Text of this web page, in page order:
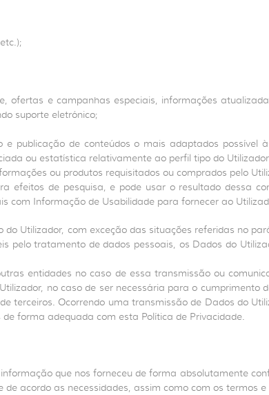
ofertas e campanhas especiais, informações
suporte eletrónico;
publicação de conteúdos o mais adaptados possível
ou estatística relativamente ao perfil tipo do
ou produtos requisitados ou comprados pelo
efeitos de pesquisa, e pode usar o resultado dessa
com Informação de Usabilidade para fornecer ao
Utilizador, com exceção das situações referidas no
tratamento de dados pessoais, os Dados do
entidades no caso de essa transmissão ou
no caso de ser necessária para o cumprimento
terceiros. Ocorrendo uma transmissão de Dados do
forma adequada com esta Política de Privacidade.
que nos forneceu de forma absolutamente
acordo as necessidades, assim como com os termos